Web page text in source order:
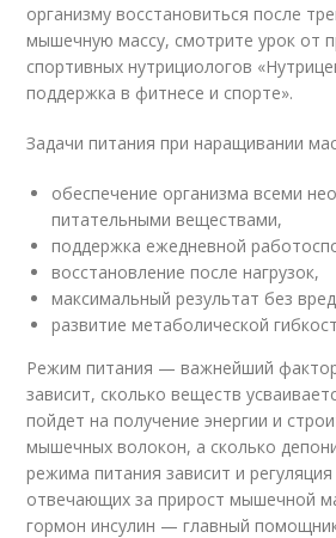
организму восстановиться после
мышечную массу, смотрите урок от
спортивных нутрициологов
поддержка в фитнесе и спорте».
Задачи питания при наращивании
обеспечение организма всеми
питательными веществами,
поддержка ежедневной
восстановление после нагрузок,
максимальный результат без
развитие метаболической
Режим питания — важнейший
зависит, сколько веществ
пойдет на получение энергии и
мышечных волокон, а сколько
режима питания зависит и
отвечающих за прирост мышечной
гормон инсулин — главный